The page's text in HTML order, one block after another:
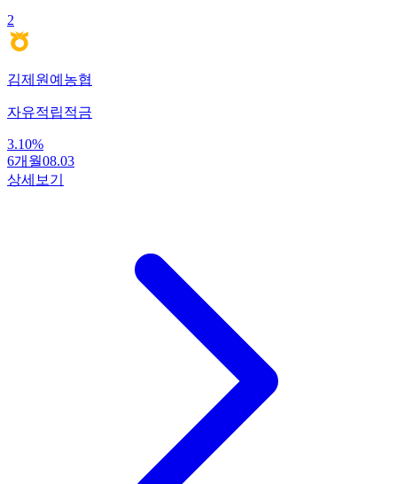
2
김제원예농협
자유적립적금
3.10%
6개월08.03
상세보기